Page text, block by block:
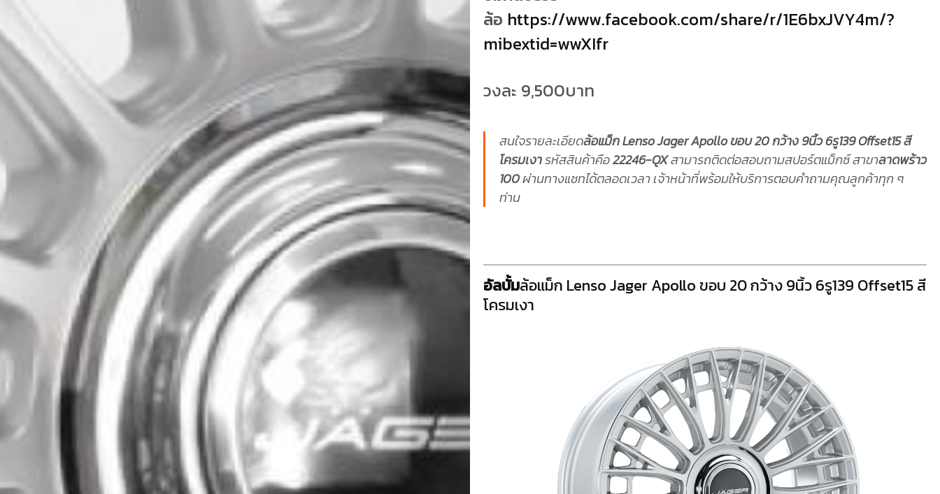
ล้อ https://www.facebook.com/share/r/1E6bxJVY4m/?
mibextid=wwXIfr
วงละ 9,500บาท
สนใจรายละเอียดล้อแม็ก Lenso Jager Apollo ขอบ 20 กว้าง 9นิ้ว 6รู139 Offset15 สี
โครมเงารหัสสินค้าคือ22246-QXสามารถติดต่อสอบถามสปอร์ตแม็กซ์ สาขาลาดพร้าว
100ผ่านทางแชทได้ตลอดเวลา เจ้าหน้าที่พร้อมให้บริการตอบคำถามคุณลูกค้าทุก ๆ
ท่าน
อัลบั้มล้อแม็ก Lenso Jager Apollo ขอบ 20 กว้าง 9นิ้ว 6รู139 Offset15 สี
โครมเงา